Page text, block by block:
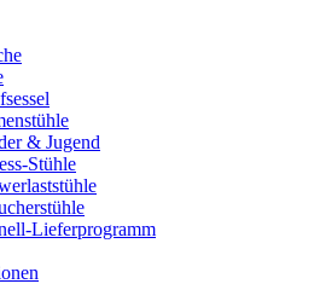
& Jugend
Stühle
Lieferprogramm